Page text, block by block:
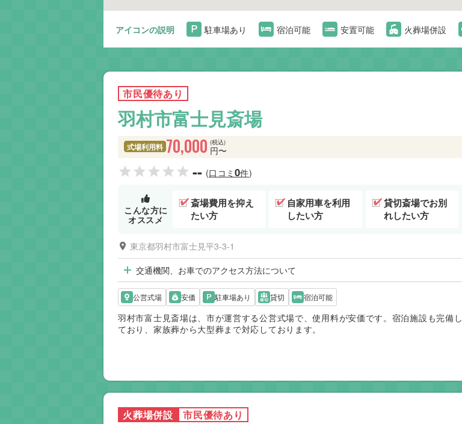
アイコンの説明 駐車場あり 宿泊可能 安置可能 火葬場併設
市民優待あり
羽村市富士見斎場
式場利用料 (税込)
70,000 円〜
-- (口コミ0件)
こんな方に
オススメ
斎場費用を抑え
たい方
自家用車を利用
したい方
貸切斎場でお別
れしたい方
東京都羽村市富士見平3-3-1
交通機関、お車でのアクセス方法について
公営式場 安価 駐車場あり 貸切 宿泊可能
羽村市富士見斎場は、市が運営する公営式場で、使用料が安価です。宿泊施設も完備し
ており、家族葬から大型葬まで対応しております。
火葬場併設 市民優待あり